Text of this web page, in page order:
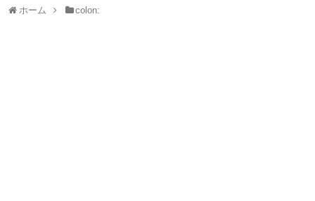
ホーム colon: